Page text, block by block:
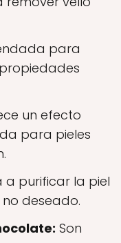
para
un efecto
para pieles
a purificar la piel
deseado.
Son